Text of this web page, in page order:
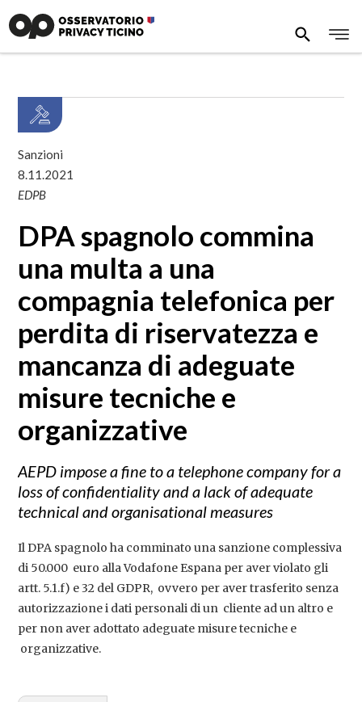
Sanzioni
8.11.2021
EDPB
DPA spagnolo commina
una multa a una
compagnia telefonica per
perdita di riservatezza e
mancanza di adeguate
misure tecniche e
organizzative
AEPD impose a fine to a telephone company for a
loss of confidentiality and a lack of adequate
technical and organisational measures
Il DPA spagnolo ha comminato una sanzione complessiva
di 50.000 euro alla Vodafone Espana per aver violato gli
artt. 5.1.f) e 32 del GDPR, ovvero per aver trasferito senza
autorizzazione i dati personali di un cliente ad un altro e
per non aver adottato adeguate misure tecniche e
organizzative.